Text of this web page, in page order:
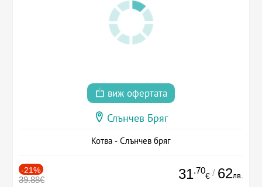
виж офертата
Слънчев Бряг
Котва - Слънчев бряг
-21%
39.88€ 31.70
€ / 62лв.